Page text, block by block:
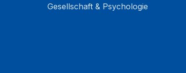
Gesellschaft & Psychologie